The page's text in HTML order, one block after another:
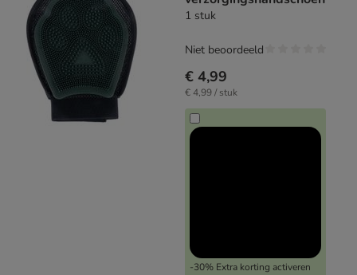
1 stuk
€ 4,99
€ 4,99 / stuk
-30% Extra korting activeren
Niet beoordeeld